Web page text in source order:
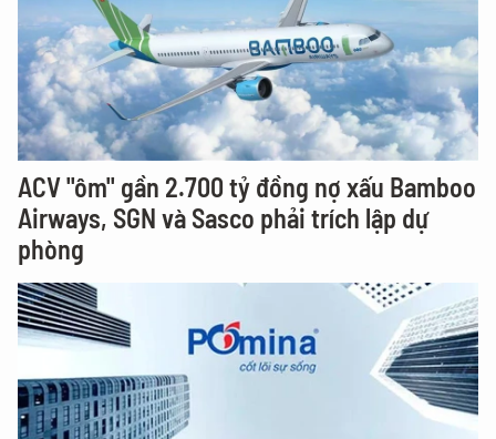
ACV "ôm" gần 2.700 tỷ đồng nợ xấu Bamboo
Airways, SGN và Sasco phải trích lập dự
phòng